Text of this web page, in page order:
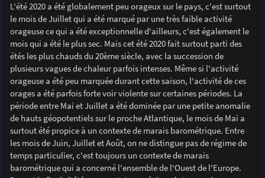
L'été 2020 a été globalement peu orageux sur le pays, c'est surtout
le mois de Juillet qui a été marqué par une très faible activité
orageuse ce qui a été exceptionnelle d'ailleurs, c'est également le
mois qui a été le plus sec. Mais cet été 2020 fait surtout parti des
étés les plus chauds du 20ème siècle, avec la succession de
plusieurs vagues de chaleur parfois intenses. Même si l'activité
orageuse a été peu marquée durant cette saison, l'activité de ces
orages a été parfois forte voir violente sur certaines périodes. La
période entre Mai et Juillet a été dominée par une petite anomalie
de hauts géopotentiels sur le proche Atlantique, le mois de Mai a
surtout été propice à un contexte de marais barométrique. Entre
les mois de Juin, Juillet et Août, on ne distingue pas de régime de
temps particulier, c'est toujours un contexte de marais
barométrique qui a concerné l'ensemble de l'Ouest de l'Europe.